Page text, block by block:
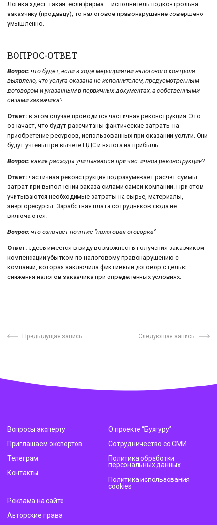
Логика здесь такая: если фирма — исполнитель подконтрольна
заказчику (продавцу), то налоговое правонарушение совершено
умышленно.
ВОПРОС-ОТВЕТ
Вопрос: что будет, если в ходе мероприятий налогового контроля
выявлено, что услуга оказана не исполнителем, предусмотренным
договором и указанным в первичных документах, а собственными
силами заказчика?
Ответ: в этом случае проводится частичная реконструкция. Это
означает, что будут рассчитаны фактические затраты на
приобретение ресурсов, использованных при оказании услуги. Они
будут учтены при вычете НДС и налога на прибыль.
Вопрос: какие расходы учитываются при частичной реконструкции?
Ответ: частичная реконструкция подразумевает расчет суммы
затрат при выполнении заказа силами самой компании. При этом
учитываются необходимые затраты на сырье, материалы,
энергоресурсы. Заработная плата сотрудников сюда не
включаются.
Вопрос: что означает понятие “налоговая оговорка”
Ответ: здесь имеется в виду возможность получения заказчиком
компенсации убытком по налоговому правонарушению с
компании, которая заключила фиктивный договор с целью
снижения налогов заказчика при определенных условиях.
Предыдущая запись Следующая запись
Вопросы эксперту
Приглашаем экспертов
Телеграм
Контакты
О проекте “Бухгуру”
Сотрудничество со СМИ
Политика обработки
персональных данных
Политика использования
cookies
Реклама на сайте
Авторские права